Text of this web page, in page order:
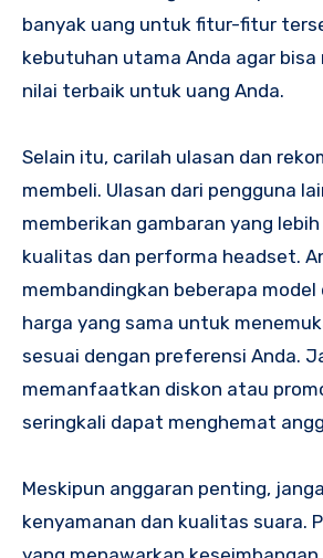
banyak uang untuk fitur-fitur
kebutuhan utama Anda agar
nilai terbaik untuk uang Anda.
Selain itu, carilah ulasan dan
membeli. Ulasan dari pengguna
memberikan gambaran yang
kualitas dan performa headset.
membandingkan beberapa
harga yang sama untuk
sesuai dengan preferensi Anda.
memanfaatkan diskon atau
seringkali dapat menghemat
Meskipun anggaran penting,
kenyamanan dan kualitas suara.